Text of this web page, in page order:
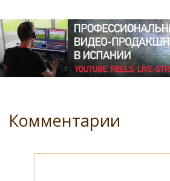
Комментарии